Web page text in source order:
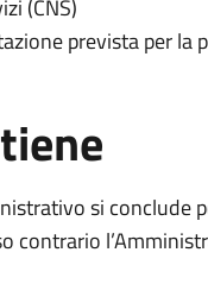
(CNS)
prevista per la
si conclude
contrario